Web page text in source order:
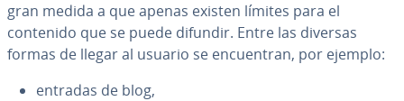
gran medida a que apenas existen límites para el
contenido que se puede difundir. Entre las diversas
formas de llegar al usuario se en­cue­n­tran, por ejemplo:
entradas de blog,